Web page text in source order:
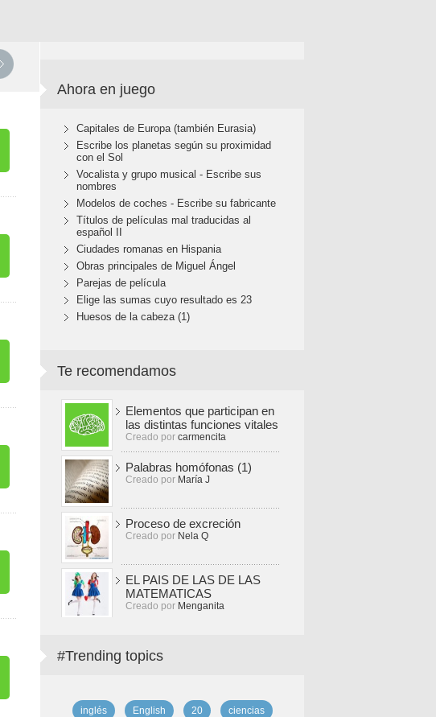
Ahora en juego
Capitales de Europa (también Eurasia)
Escribe los planetas según su proximidad
con el Sol
Vocalista y grupo musical - Escribe sus
nombres
Modelos de coches - Escribe su fabricante
Títulos de películas mal traducidas al
español II
Ciudades romanas en Hispania
Obras principales de Miguel Ángel
Parejas de película
Elige las sumas cuyo resultado es 23
Huesos de la cabeza (1)
Te recomendamos
Elementos que participan en
las distintas funciones vitales
Creado por carmencita
Palabras homófonas (1)
Creado por María J
Proceso de excreción
Creado por Nela Q
EL PAIS DE LAS DE LAS
MATEMATICAS
Creado por Menganita
#Trending topics
inglés English 20 ciencias